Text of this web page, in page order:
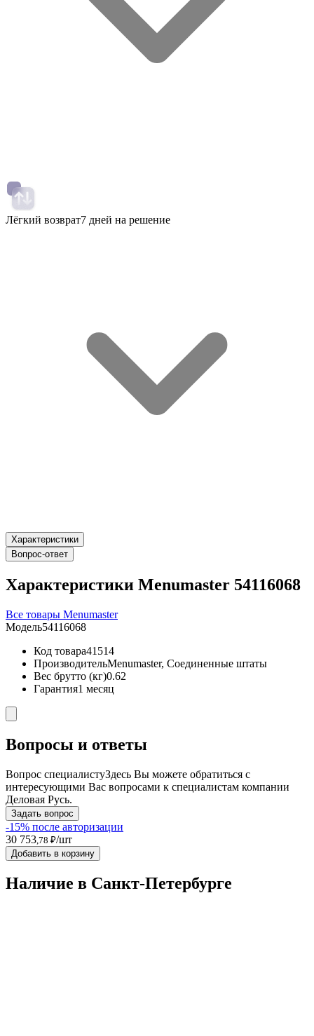
Лёгкий возврат7 дней на решение
Характеристики
Вопрос-ответ
Характеристики Menumaster 54116068
Все товары Menumaster
Модель54116068
Код товара41514
ПроизводительMenumaster, Соединенные штаты
Вес брутто (кг)0.62
Гарантия1 месяц
Вопросы и ответы
Вопрос специалистуЗдесь Вы можете обратиться с
интересующими Вас вопросами к специалистам компании
Деловая Русь.
Задать вопрос
-15% после авторизации
30 753 ,78 ₽/шт
Добавить в корзину
Наличие в Санкт-Петербургe